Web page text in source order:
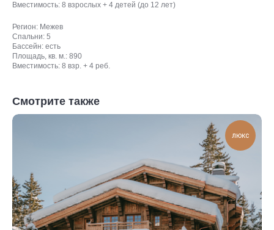
Вместимость: 8 взрослых + 4 детей (до 12 лет)
Регион: Межев
Спальни: 5
Бассейн: есть
Площадь, кв. м.: 890
Вместимость: 8 взр. + 4 реб.
Смотрите также
люкс